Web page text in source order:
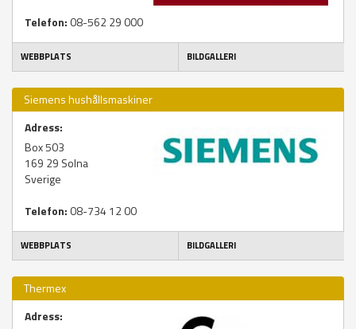
Telefon: 08-562 29 000
WEBBPLATS BILDGALLERI
Siemens hushållsmaskiner
Adress:
Box 503
169 29 Solna
Sverige
Telefon: 08-734 12 00
WEBBPLATS BILDGALLERI
Thermex
Adress: